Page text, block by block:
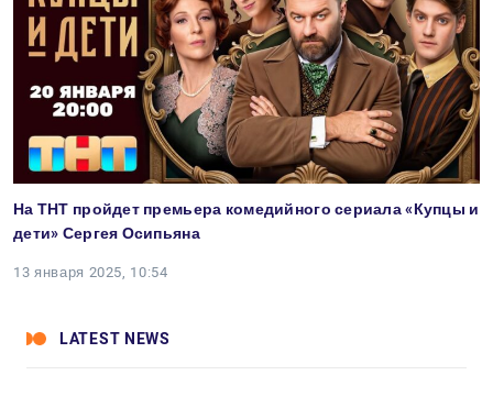
На ТНТ пройдет премьера комедийного сериала «Купцы и
дети» Сергея Осипьяна
13 января 2025, 10:54
LATEST NEWS